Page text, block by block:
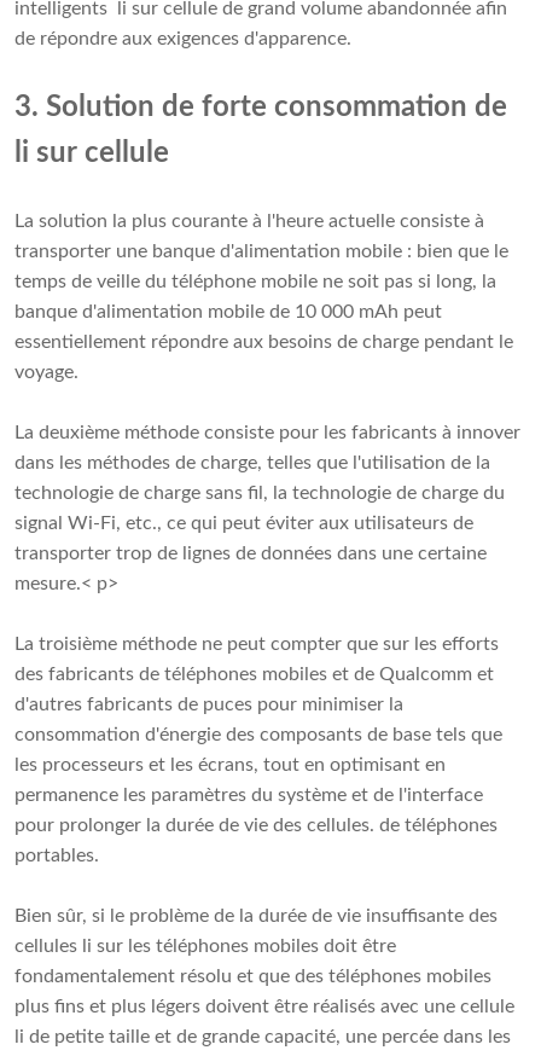
intelligents li sur cellule de grand volume abandonnée afin
de répondre aux exigences d'apparence.
3. Solution de forte consommation de
li sur cellule
La solution la plus courante à l'heure actuelle consiste à
transporter une banque d'alimentation mobile : bien que le
temps de veille du téléphone mobile ne soit pas si long, la
banque d'alimentation mobile de 10 000 mAh peut
essentiellement répondre aux besoins de charge pendant le
voyage.
La deuxième méthode consiste pour les fabricants à innover
dans les méthodes de charge, telles que l'utilisation de la
technologie de charge sans fil, la technologie de charge du
signal Wi-Fi, etc., ce qui peut éviter aux utilisateurs de
transporter trop de lignes de données dans une certaine
mesure.< p>
La troisième méthode ne peut compter que sur les efforts
des fabricants de téléphones mobiles et de Qualcomm et
d'autres fabricants de puces pour minimiser la
consommation d'énergie des composants de base tels que
les processeurs et les écrans, tout en optimisant en
permanence les paramètres du système et de l'interface
pour prolonger la durée de vie des cellules. de téléphones
portables.
Bien sûr, si le problème de la durée de vie insuffisante des
cellules li sur les téléphones mobiles doit être
fondamentalement résolu et que des téléphones mobiles
plus fins et plus légers doivent être réalisés avec une cellule
li de petite taille et de grande capacité, une percée dans les